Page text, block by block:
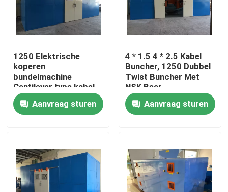
Fabriekstocht
Kwaliteitscontrole
Neem contact met ons op
Cable Extruder Machine
Draadtrekkers
1250 Elektrische
koperen
bundelmachine
Cantilever type kabel
Single Twist Bunching
MachineAanvraag sturen
4 * 1.5 4 * 2.5 Kabel
Buncher, 1250 Dubbel
Twist Buncher Met
NSK Bear
Aanvraag sturen